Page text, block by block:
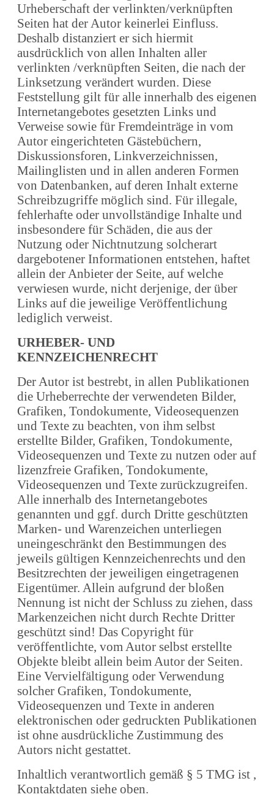
Urheberschaft der verlinkten/verknüpften
Seiten hat der Autor keinerlei Einfluss.
Deshalb distanziert er sich hiermit
ausdrücklich von allen Inhalten aller
verlinkten /verknüpften Seiten, die nach der
Linksetzung verändert wurden. Diese
Feststellung gilt für alle innerhalb des eigenen
Internetangebotes gesetzten Links und
Verweise sowie für Fremdeinträge in vom
Autor eingerichteten Gästebüchern,
Diskussionsforen, Linkverzeichnissen,
Mailinglisten und in allen anderen Formen
von Datenbanken, auf deren Inhalt externe
Schreibzugriffe möglich sind. Für illegale,
fehlerhafte oder unvollständige Inhalte und
insbesondere für Schäden, die aus der
Nutzung oder Nichtnutzung solcherart
dargebotener Informationen entstehen, haftet
allein der Anbieter der Seite, auf welche
verwiesen wurde, nicht derjenige, der über
Links auf die jeweilige Veröffentlichung
lediglich verweist.
URHEBER- UND
KENNZEICHENRECHT
Der Autor ist bestrebt, in allen Publikationen
die Urheberrechte der verwendeten Bilder,
Grafiken, Tondokumente, Videosequenzen
und Texte zu beachten, von ihm selbst
erstellte Bilder, Grafiken, Tondokumente,
Videosequenzen und Texte zu nutzen oder auf
lizenzfreie Grafiken, Tondokumente,
Videosequenzen und Texte zurückzugreifen.
Alle innerhalb des Internetangebotes
genannten und ggf. durch Dritte geschützten
Marken- und Warenzeichen unterliegen
uneingeschränkt den Bestimmungen des
jeweils gültigen Kennzeichenrechts und den
Besitzrechten der jeweiligen eingetragenen
Eigentümer. Allein aufgrund der bloßen
Nennung ist nicht der Schluss zu ziehen, dass
Markenzeichen nicht durch Rechte Dritter
geschützt sind! Das Copyright für
veröffentlichte, vom Autor selbst erstellte
Objekte bleibt allein beim Autor der Seiten.
Eine Vervielfältigung oder Verwendung
solcher Grafiken, Tondokumente,
Videosequenzen und Texte in anderen
elektronischen oder gedruckten Publikationen
ist ohne ausdrückliche Zustimmung des
Autors nicht gestattet.
Inhaltlich verantwortlich gemäß § 5 TMG ist ,
Kontaktdaten siehe oben.